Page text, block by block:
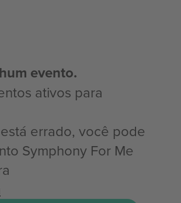
evento.
ativos para
errado, você pode
Symphony For Me